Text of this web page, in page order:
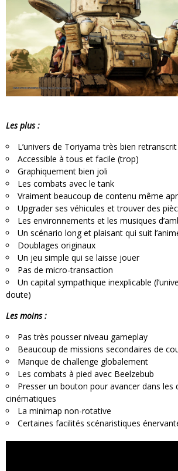
Les plus :
L’univers de Toriyama très bien retranscrit
Accessible à tous et facile (trop)
Graphiquement bien joli
Les combats avec le tank
Vraiment beaucoup de contenu même
Upgrader ses véhicules et trouver des
Les environnements et les musiques
Un scénario long et plaisant qui suit
Doublages originaux
Un jeu simple qui se laisse jouer
Pas de micro-transaction
Un capital sympathique inexplicable
doute)
Les moins :
Pas très pousser niveau gameplay
Beaucoup de missions secondaires de
Manque de challenge globalement
Les combats à pied avec Beelzebub
Presser un bouton pour avancer dans les
cinématiques
La minimap non-rotative
Certaines facilités scénaristiques